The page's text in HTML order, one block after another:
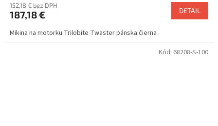
152,18 € bez DPH
187,18 € DETAIL
Mikina na motorku Trilobite Twaster pánska čierna
Kód: 68208-S-100